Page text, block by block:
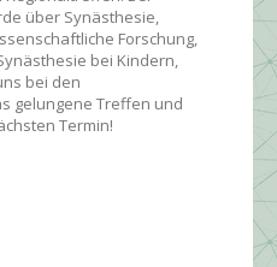
über Synästhesie,
Forschung,
bei Kindern,
bei den
gelungene Treffen und
Termin!